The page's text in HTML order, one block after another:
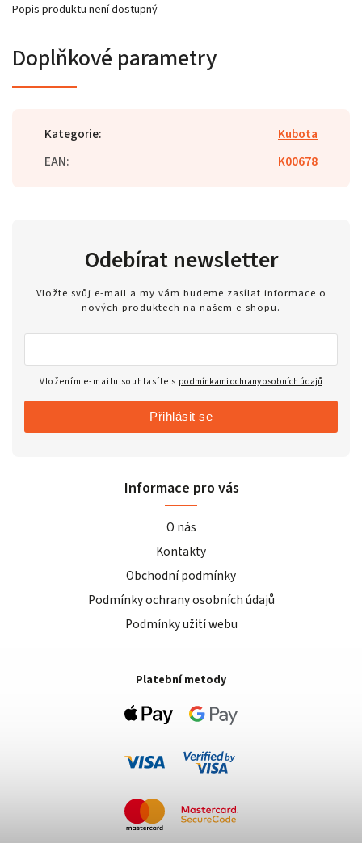
Popis produktu není dostupný
Doplňkové parametry
Kategorie:
Kubota
EAN: K00678
Odebírat newsletter
Vložte svůj e-mail a my vám budeme zasílat informace o
nových produktech na našem e-shopu.
Vložením e-mailu souhlasíte s podmínkami ochrany osobních údajů
Přihlásit se
Informace pro vás
O nás
Kontakty
Obchodní podmínky
Podmínky ochrany osobních údajů
Podmínky užití webu
Platební metody